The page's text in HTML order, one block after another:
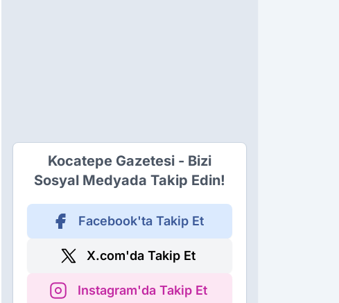
Kocatepe Gazetesi - Bizi
Sosyal Medyada Takip Edin!
Facebook'ta Takip Et
X.com'da Takip Et
Instagram'da Takip Et